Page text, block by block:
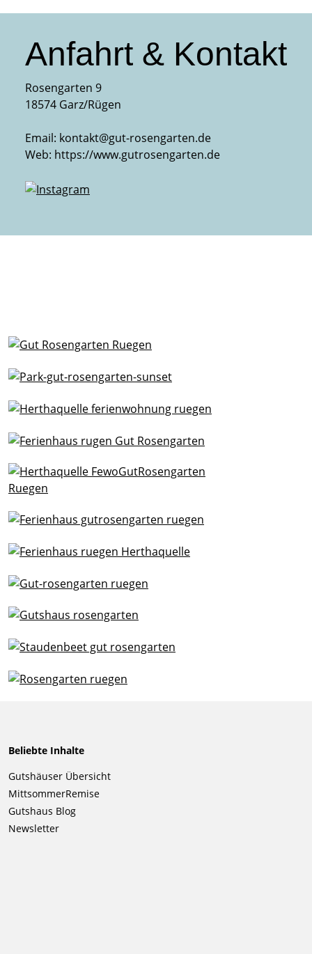
Anfahrt & Kontakt
Rosengarten 9
18574 Garz/Rügen
Email: kontakt@gut-rosengarten.de
Web: https://www.gutrosengarten.de
Beliebte Inhalte
Navigation
überspringen
Gutshäuser Übersicht
MittsommerRemise
Gutshaus Blog
Newsletter